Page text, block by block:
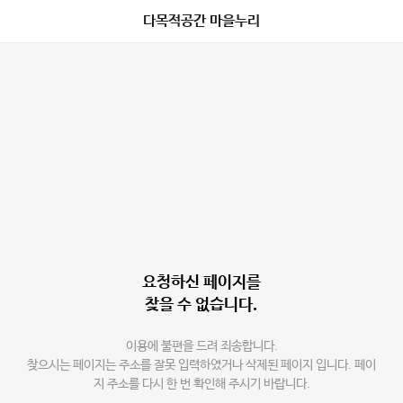
다목적공간 마을누리
요청하신 페이지를
찾을 수 없습니다.
이용에 불편을 드려 죄송합니다.
찾으시는 페이지는 주소를 잘못 입력하였거나 삭제된 페이지 입니다. 페이
지 주소를 다시 한 번 확인해 주시기 바랍니다.